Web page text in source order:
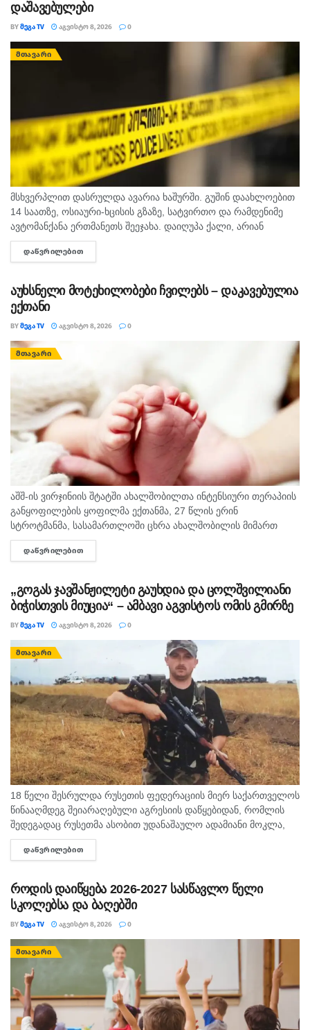
დაშავებულები
BYᲛᲔᲒᲐ TV ᲐᲒᲕᲘᲡᲢᲝ 8, 2026 0
ᲛᲗᲐᲕᲐᲠᲘ
მსხვერპლით დასრულდა ავარია ხაშურში. გუშინ დაახლოებით
14 საათზე, ოსიაური-ხცისის გზაზე, სატვირთო და რამდენიმე
ავტომანქანა ერთმანეთს შეეჯახა. დაიღუპა ქალი, არიან
დაშავებულებიც. შსს-ს ინფორმაციით, გამოძიება 276-ე მუხლის
მე-6 ნაწილით მიმდინარეობს.
ᲓᲐᲬᲕᲠᲘᲚᲔᲑᲘᲗ
აუხსნელი მოტეხილობები ჩვილებს – დაკავებულია
ექთანი
BYᲛᲔᲒᲐ TV ᲐᲒᲕᲘᲡᲢᲝ 8, 2026 0
ᲛᲗᲐᲕᲐᲠᲘ
აშშ-ის ვირჯინიის შტატში ახალშობილთა ინტენსიური თერაპიის
განყოფილების ყოფილმა ექთანმა, 27 წლის ერინ
სტროტმანმა, სასამართლოში ცხრა ახალშობილის მიმართ
ბავშვზე ძალადობის ბრალდებაზე დანაშაული არ უარყო. საქმე
ერთ-ერთ ყველაზე გახმაურებულ სამედიცინო სკანდალად
ᲓᲐᲬᲕᲠᲘᲚᲔᲑᲘᲗ
„გოგას ჯავშანჟილეტი გაუხდია და ცოლშვილიანი
ბიჭისთვის მიუცია“ – ამბავი აგვისტოს ომის გმირზე
BYᲛᲔᲒᲐ TV ᲐᲒᲕᲘᲡᲢᲝ 8, 2026 0
ᲛᲗᲐᲕᲐᲠᲘ
18 წელი შესრულდა რუსეთის ფედერაციის მიერ საქართველოს
წინააღმდეგ შეიარაღებული აგრესიის დაწყებიდან, რომლის
შედეგადაც რუსეთმა ასობით უდანაშაულო ადამიანი მოკლა,
დაიპყრო აფხაზეთი და ცხინვალის რეგიონი. ამ სტატიაში
აგვისტოს გმირი გოგიტა მაკრახიძის შესახებ...
ᲓᲐᲬᲕᲠᲘᲚᲔᲑᲘᲗ
როდის დაიწყება 2026-2027 სასწავლო წელი
სკოლებსა და ბაღებში
BYᲛᲔᲒᲐ TV ᲐᲒᲕᲘᲡᲢᲝ 8, 2026 0
ᲛᲗᲐᲕᲐᲠᲘ